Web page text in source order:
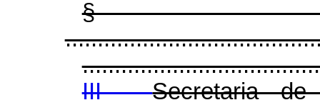
§
III -Secretaria